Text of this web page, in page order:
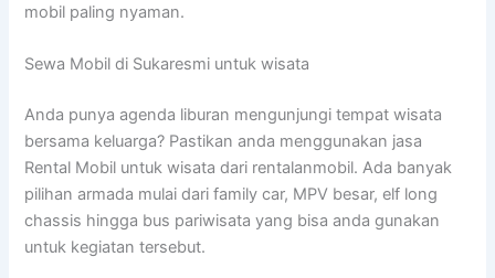
mobil paling nyaman.
Sewa Mobil di Sukaresmi untuk wisata
Anda punya agenda liburan mengunjungi tempat wisata
bersama keluarga? Pastikan anda menggunakan jasa
Rental Mobil untuk wisata dari rentalanmobil. Ada banyak
pilihan armada mulai dari family car, MPV besar, elf long
chassis hingga bus pariwisata yang bisa anda gunakan
untuk kegiatan tersebut.